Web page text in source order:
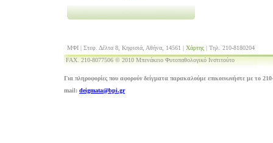
ΜΦΙ | Στεφ. Δέλτα 8, Κηφισιά, Αθήνα, 14561 | Χάρτης | Τηλ. 210-8180204
FAX. 210-8077506 © 2010 Μπενάκειο Φυτοπαθολογικό Ινστιτούτο
Για πληροφορίες που αφορούν δείγματα παρακαλούμε επικοινωνήστε με το
mail: deigmata@bpi.gr